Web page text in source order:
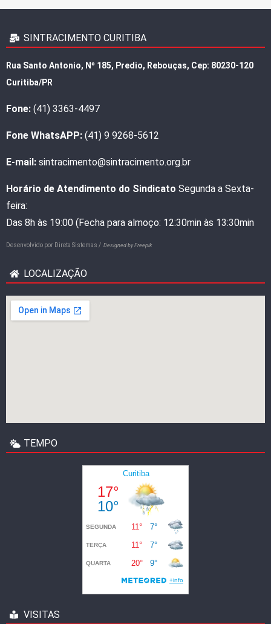
SINTRACIMENTO CURITIBA
Rua Santo Antonio, Nº 185, Predio, Rebouças, Cep: 80230-120
Curitiba/PR
Fone: (41) 3363-4497
Fone WhatsAPP: (41) 9 9268-5612
E-mail: sintracimento@sintracimento.org.br
Horário de Atendimento do Sindicato Segunda a Sexta-
feira:
Das 8h às 19:00 (Fecha para almoço: 12:30min às 13:30min
Desenvolvido por Direta Sistemas / Designed by Freepik
LOCALIZAÇÃO
TEMPO
VISITAS